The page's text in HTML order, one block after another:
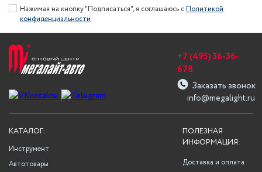
Нажимая на кнопку "Подписаться", я соглашаюсь сПолитикой
конфиденциальности
info@megalight.ru
+7 (495) 36-36-
678
Заказать звонок
ПОЛЕЗНАЯ
ИНФОРМАЦИЯ:
Доставка и оплата
КАТАЛОГ:
Инструмент
Автотовары